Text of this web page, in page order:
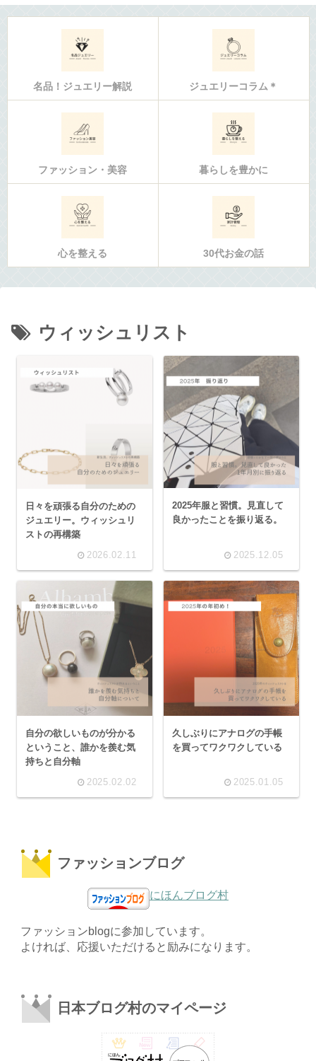
名品！ジュエリー解説 ジュエリーコラム＊
ファッション・美容 暮らしを豊かに
心を整える 30代お金の話
ウィッシュリスト
日々を頑張る自分のための
ジュエリー。ウィッシュリ
ストの再構築
2026.02.11
2025年服と習慣。見直して
良かったことを振り返る。
2025.12.05
自分の欲しいものが分かる
ということ、誰かを羨む気
持ちと自分軸
2025.02.02
久しぶりにアナログの手帳
を買ってワクワクしている
2025.01.05
ファッションブログ
にほんブログ村
ファッションblogに参加しています。
よければ、応援いただけると励みになります。
日本ブログ村のマイページ